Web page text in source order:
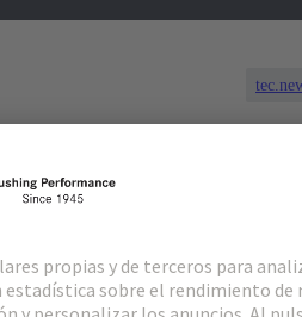
en el espacio digital sin un